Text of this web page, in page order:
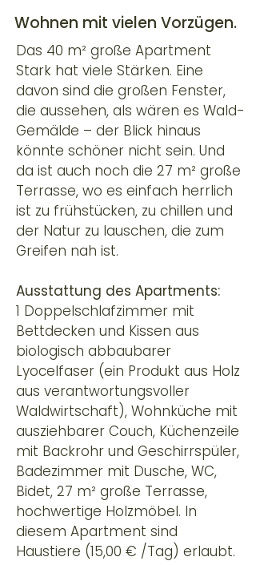
Wohnen mit vielen Vorzügen.
Das 40 m² große Apartment
Stark hat viele Stärken. Eine
davon sind die großen Fenster,
die aussehen, als wären es Wald-
Gemälde – der Blick hinaus
könnte schöner nicht sein. Und
da ist auch noch die 27 m² große
Terrasse, wo es einfach herrlich
ist zu frühstücken, zu chillen und
der Natur zu lauschen, die zum
Greifen nah ist.
Ausstattung des Apartments:
1 Doppelschlafzimmer mit
Bettdecken und Kissen aus
biologisch abbaubarer
Lyocelfaser (ein Produkt aus Holz
aus verantwortungsvoller
Waldwirtschaft), Wohnküche mit
ausziehbarer Couch, Küchenzeile
mit Backrohr und Geschirrspüler,
Badezimmer mit Dusche, WC,
Bidet, 27 m² große Terrasse,
hochwertige Holzmöbel. In
diesem Apartment sind
Haustiere (15,00 € /Tag) erlaubt.